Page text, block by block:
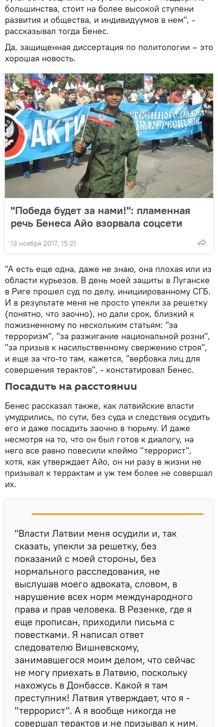
большинства, стоит на более высокой ступени
развития и общества, и индивидуумов в нем", -
рассказывал тогда Бенес.
Да, защищенная диссертация по политологии – это
хорошая новость.
"Победа будет за нами!": пламенная
речь Бенеса Айо взорвала соцсети
13 ноября 2017, 15:21
"А есть еще одна, даже не знаю, она плохая или из
области курьезов. В день моей защиты в Луганске
в Риге прошел суд по делу, инициированному СГБ.
И в результате меня не просто упекли за решетку
(понятно, что заочно), но дали срок, близкий к
пожизненному по нескольким статьям: "за
терроризм", "за разжигание национальной розни",
"за призыв к насильственному свержению строя",
и еще за что-то там, кажется, "вербовка лиц для
совершения терактов", - констатировал Бенес.
Посадить на расстоянии
Бенес рассказал также, как латвийские власти
умудрились, по сути, без суда и следствия осудить
его и даже посадить заочно в тюрьму. И даже
несмотря на то, что он был готов к диалогу, на
него все равно повесили клеймо "террорист",
хотя, как утверждает Айо, он ни разу в жизни не
призывал к террактам и уж тем более не совершал
их.
"Власти Латвии меня осудили и, так
сказать, упекли за решетку, без
показаний с моей стороны, без
нормального расследования, не
выслушав моего адвоката, словом, в
нарушение всех норм международного
права и прав человека. В Резенке, где я
еще прописан, приходили письма с
повестками. Я написал ответ
следователю Вишневскому,
занимавшегося моим делом, что сейчас
не могу приехать в Латвию, поскольку
нахожусь в Донбассе. Какой я там
преступник! Латвия утверждает, что я -
"террорист". А я вообще никогда не
совершал терактов и не призывал к ним.